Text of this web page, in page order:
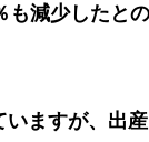
も減少したと
ますが、出